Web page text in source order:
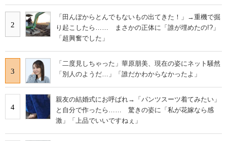
2
「田んぼからとんでもないもの出てきた！」→重機で掘
り起こしたら…… まさかの正体に「誰が埋めたの!?」
「超興奮でした」
3
「二度見しちゃった」華原朋美、現在の姿にネット騒然
「別人のようだ…」「誰だかわからなかったよ」
4
親友の結婚式にお呼ばれ→「パンツスーツ着てみたい」
と自分で作ったら…… 驚きの姿に「私が花嫁なら感
激」「上品でいいですねぇ」